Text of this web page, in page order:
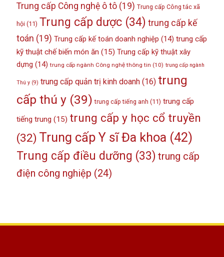
Trung cấp Công nghệ ô tô(19) Trung cấp Công tác xã
hội (11) Trung cấp dược(34) trung cấp kế
toán (19) Trung cấp kế toán doanh nghiệp (14) trung cấp
kỹ thuật chế biến món ăn (15) Trung cấp kỹ thuật xây
dựng (14) trung cấp ngành Công nghệ thông tin (10) trung cấp ngành
Thú y(9) trung cấp quản trị kinh doanh(16) trung
cấp thú y(39) trung cấp tiếng anh (11) trung cấp
tiếng trung (15) trung cấp y học cổ truyền
(32) Trung cấp Y sĩ Đa khoa (42)
Trung cấp điều dưỡng (33) trung cấp
điện công nghiệp (24)